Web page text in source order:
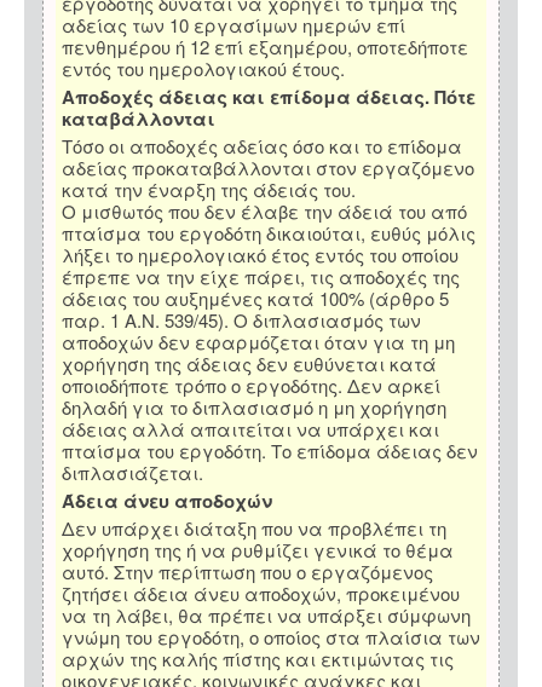
αδείας των 10 εργασίμων ημερών επί
πενθημέρου ή 12 επί εξαημέρου, οποτεδήποτε
εντός του ημερολογιακού έτους.
Αποδοχές άδειας και επίδομα άδειας. Πότε
καταβάλλονται
Τόσο οι αποδοχές αδείας όσο και το επίδομα
αδείας προκαταβάλλονται στον εργαζόμενο
κατά την έναρξη της άδειάς του.
Ο μισθωτός που δεν έλαβε την άδειά του από
πταίσμα του εργοδότη δικαιούται, ευθύς μόλις
λήξει το ημερολογιακό έτος εντός του οποίου
έπρεπε να την είχε πάρει, τις αποδοχές της
άδειας του αυξημένες κατά 100% (άρθρο 5
παρ. 1 Α.Ν. 539/45). Ο διπλασιασμός των
αποδοχών δεν εφαρμόζεται όταν για τη μη
χορήγηση της άδειας δεν ευθύνεται κατά
οποιοδήποτε τρόπο ο εργοδότης. Δεν αρκεί
δηλαδή για το διπλασιασμό η μη χορήγηση
άδειας αλλά απαιτείται να υπάρχει και
πταίσμα του εργοδότη. Το επίδομα άδειας δεν
διπλασιάζεται.
Άδεια άνευ αποδοχών
Δεν υπάρχει διάταξη που να προβλέπει τη
χορήγηση της ή να ρυθμίζει γενικά το θέμα
αυτό. Στην περίπτωση που ο εργαζόμενος
ζητήσει άδεια άνευ αποδοχών, προκειμένου
να τη λάβει, θα πρέπει να υπάρξει σύμφωνη
γνώμη του εργοδότη, ο οποίος στα πλαίσια των
αρχών της καλής πίστης και εκτιμώντας τις
οικογενειακές, κοινωνικές ανάγκες και